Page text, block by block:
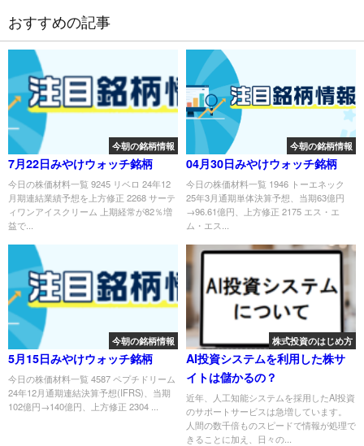
おすすめの記事
今朝の銘柄情報
7月22日みやけウォッチ銘柄
今日の株価材料一覧 9245 リベロ 24年12
月期連結業績予想を上方修正 2268 サーテ
ィワンアイスクリーム 上期経常が82％増
益で...
今朝の銘柄情報
04月30日みやけウォッチ銘柄
今日の株価材料一覧 1946 トーエネック
25年3月通期単体決算予想、当期63億円
→96.61億円、上方修正 2175 エス・エ
ム・エス...
今朝の銘柄情報
5月15日みやけウォッチ銘柄
今日の株価材料一覧 4587 ペプチドリーム
24年12月通期連結決算予想(IFRS)、当期
102億円→140億円、上方修正 2304 ...
株式投資のはじめ方
AI投資システムを利用した株サ
イトは儲かるの？
近年、人工知能システムを採用したAI投資
のサポートサービスは急増しています。
人間の数千倍ものスピードで情報が処理で
きることに加え、日々の...